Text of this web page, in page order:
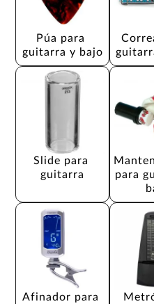
Púa para
guitarra y bajo
Slide para
guitarra
para
Afinador para